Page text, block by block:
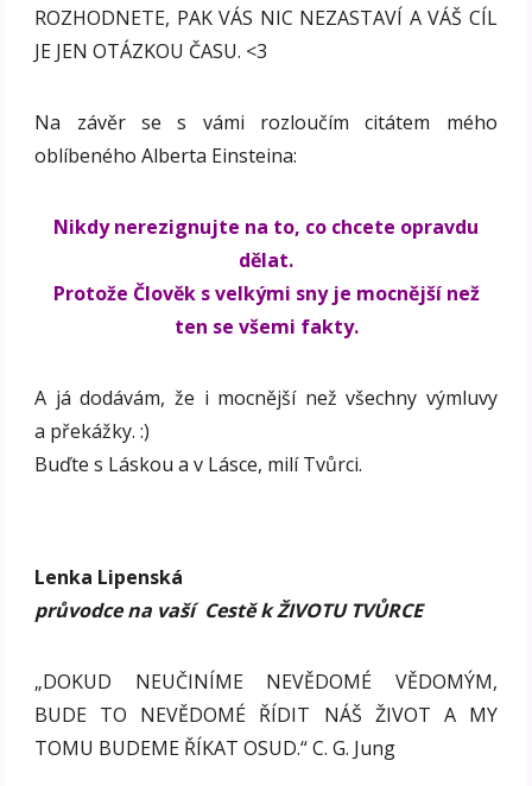
ROZHODNETE, PAK VÁS NIC NEZASTAVÍ A VÁŠ CÍL
JE JEN OTÁZKOU ČASU. <3
Na závěr se s vámi rozloučím citátem mého
oblíbeného Alberta Einsteina:
Nikdy nerezignujte na to, co chcete opravdu
dělat.
Protože Člověk s velkými sny je mocnější než
ten se všemi fakty.
A já dodávám, že i mocnější než všechny výmluvy
a překážky. :)
Buďte s Láskou a v Lásce, milí Tvůrci.
Lenka Lipenská
průvodce na vaší Cestě k ŽIVOTU TVŮRCE
„DOKUD NEUČINÍME NEVĚDOMÉ VĚDOMÝM,
BUDE TO NEVĚDOMÉ ŘÍDIT NÁŠ ŽIVOT A MY
TOMU BUDEME ŘÍKAT OSUD.“ C. G. Jung